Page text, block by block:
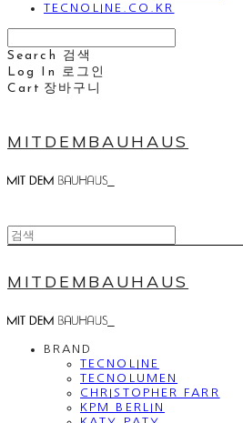
TECNOLINE.CO.KR
Search
검색
Log In
로그인
Cart 장바구니
MITDEMBAUHAUS
MITDEMBAUHAUS
BRAND
TECNOLINE
TECNOLUMEN
CHRISTOPHER FARR
KPM BERLIN